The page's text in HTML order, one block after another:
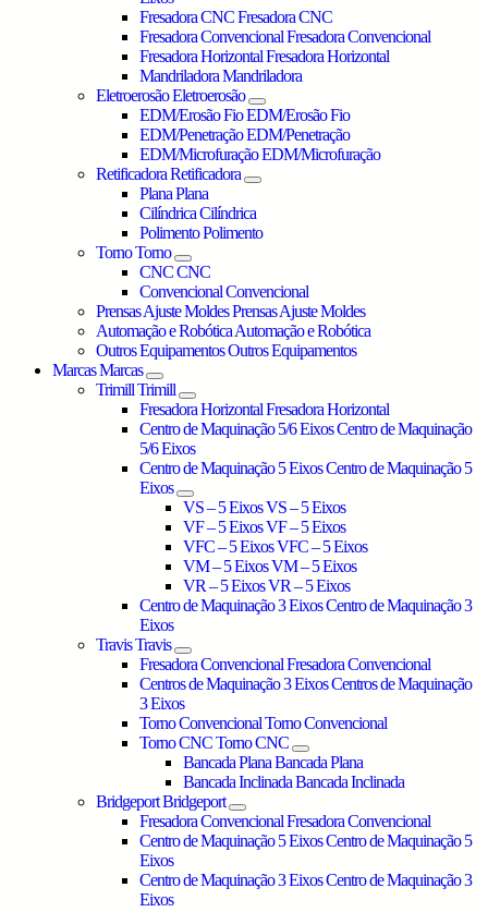
Fresadora CNCFresadora CNC
Fresadora ConvencionalFresadora Convencional
Fresadora HorizontalFresadora Horizontal
MandriladoraMandriladora
EletroerosãoEletroerosão
EDM/Erosão FioEDM/Erosão Fio
EDM/PenetraçãoEDM/Penetração
EDM/MicrofuraçãoEDM/Microfuração
RetificadoraRetificadora
PlanaPlana
CilíndricaCilíndrica
PolimentoPolimento
TornoTorno
CNCCNC
ConvencionalConvencional
Prensas Ajuste MoldesPrensas Ajuste Moldes
Automação e RobóticaAutomação e Robótica
Outros EquipamentosOutros Equipamentos
MarcasMarcas
TrimillTrimill
Fresadora HorizontalFresadora Horizontal
Centro de Maquinação 5/6 EixosCentro de Maquinação
5/6 Eixos
Centro de Maquinação 5 EixosCentro de Maquinação 5
Eixos
VS – 5 EixosVS – 5 Eixos
VF – 5 EixosVF – 5 Eixos
VFC – 5 EixosVFC – 5 Eixos
VM – 5 EixosVM – 5 Eixos
VR – 5 EixosVR – 5 Eixos
Centro de Maquinação 3 EixosCentro de Maquinação 3
Eixos
TravisTravis
Fresadora ConvencionalFresadora Convencional
Centros de Maquinação 3 EixosCentros de Maquinação
3 Eixos
Torno ConvencionalTorno Convencional
Torno CNCTorno CNC
Bancada PlanaBancada Plana
Bancada InclinadaBancada Inclinada
BridgeportBridgeport
Fresadora ConvencionalFresadora Convencional
Centro de Maquinação 5 EixosCentro de Maquinação 5
Eixos
Centro de Maquinação 3 EixosCentro de Maquinação 3
Eixos